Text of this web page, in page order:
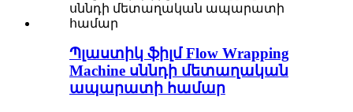
Պլաստիկ ֆիլմ Flow Wrapping
Machine սննդի մետաղական
ապարատի համար